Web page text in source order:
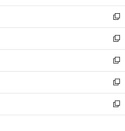
開
く
ウ
で
開
く
ン
ド
ウ
で
開
く
ウ
ィ
ン
ド
ウ
で
開
く
新
し
い
ウ
ィ
ン
ド
ウ
で
開
新
し
い
ウ
ィ
ン
ド
ウ
新
し
い
ウ
ィ
ン
新
し
い
ウ
新
し